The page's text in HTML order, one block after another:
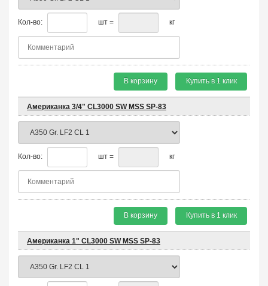
Кол-во: шт = кг
В корзину Купить в 1 клик
Американка 3/4" CL3000 SW MSS SP-83
Кол-во: шт = кг
В корзину Купить в 1 клик
Американка 1" CL3000 SW MSS SP-83